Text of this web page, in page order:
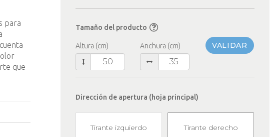
para
que
Tamaño del producto
Altura (cm) Anchura (cm) VALIDAR
Dirección de apertura (hoja principal)
Tirante izquierdo Tirante derecho